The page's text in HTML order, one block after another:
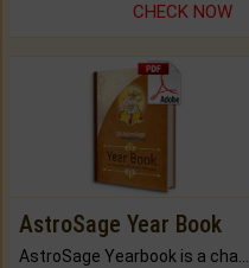
CHECK NOW
AstroSage Year Book
AstroSage Yearbook is a channel to fulfill your dreams and destiny.